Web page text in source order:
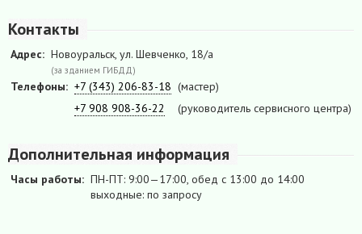
Контакты
Адрес: Новоуральск, ул. Шевченко, 18/а
(за зданием ГИБДД)
Телефоны: +7 (343) 206-83-18 (мастер)
+7 908 908-36-22
(руководитель сервисного центра)
Дополнительная информация
Часы работы: ПН-ПТ: 9:00—17:00, обед с 13:00 до 14:00
выходные: по запросу